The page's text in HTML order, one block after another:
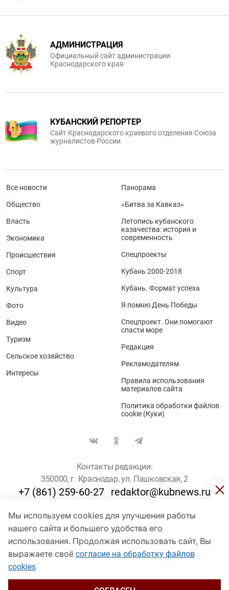
Мы используем cookies для улучшения работы
нашего сайта и большего удобства его
использования. Продолжая использовать сайт, Вы
выражаете своё согласие на обработку файлов
cookies
АДМИНИСТРАЦИЯ
Официальный сайт администрации
Краснодарского края
КУБАНСКИЙ РЕПОРТЕР
Сайт Краснодарского краевого отделения Союза
журналистов России
Все новости
Общество
Власть
Экономика
Происшествия
Спорт
Культура
Фото
Видео
Туризм
Сельское хозяйство
Интересы
Панорама
«Битва за Кавказ»
Летопись кубанского
казачества: история и
современность
Спецпроекты
Кубань 2000-2018
Кубань. Формат успеха
Я помню День Победы
Спецпроект. Они помогают
спасти море
Редакция
Рекламодателям
Правила использования
материалов сайта
Политика обработки файлов
cookie (Куки)
Контакты редакции:
350000, г. Краснодар, ул. Пашковская, 2
+7 (861) 259-60-27 redaktor@kubnews.ru
Для пользователей старше 16 лет
© Кубанские Новости, 2017
Сетевое издание «kubnews» зарегистрировано Федеральной
службой по надзору в сфере связи, информационных технологий
и массовых коммуникаций (Роскомнадзор). Регистрационный